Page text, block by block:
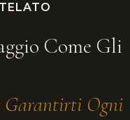
Come Gli
Garantirti Ogni